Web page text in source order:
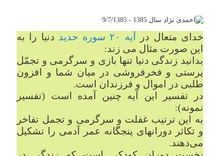
خدای متعال در آیه ۲۰ سوره حدید
دنیا را به
این صورت مثال می زند:
بدانید زندگی دنیا تنها بازی و سرگرمی و تجمّل
پرستی و فخرفروشی در میان شما و افزون
طلبی در اموال و فرزندان است.
در تفسیر این آیه چنین آمده است (تفسیر
نمونه):
به این ترتیب غفلت و سرگرمی و تجمل تفاخر
و تکاثر دورانهای پنجگانه عمر آدمی را تشکیل
می‌دهند.